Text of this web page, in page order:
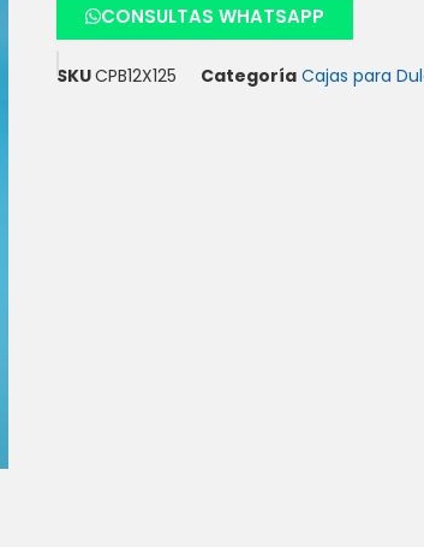
CONSULTAS WHATSAPP
SKUCPB12X125 Categoría Cajas para